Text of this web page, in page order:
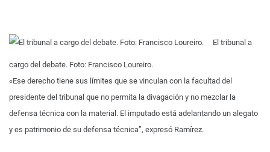
El tribunal a
cargo del debate. Foto: Francisco Loureiro.
«Ese derecho tiene sus límites que se vinculan con la facultad del
presidente del tribunal que no permita la divagación y no mezclar la
defensa técnica con la material. El imputado está adelantando un alegato
y es patrimonio de su defensa técnica”, expresó Ramírez.